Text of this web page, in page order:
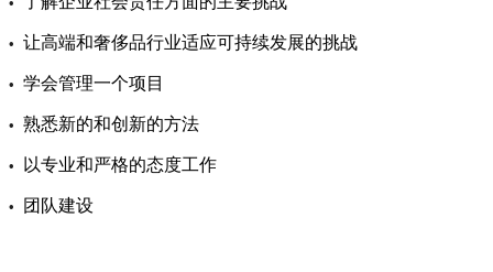
• 让高端和奢侈品行业适应可持续发展的挑战
• 学会管理一个项目
• 熟悉新的和创新的方法
• 以专业和严格的态度工作
• 团队建设